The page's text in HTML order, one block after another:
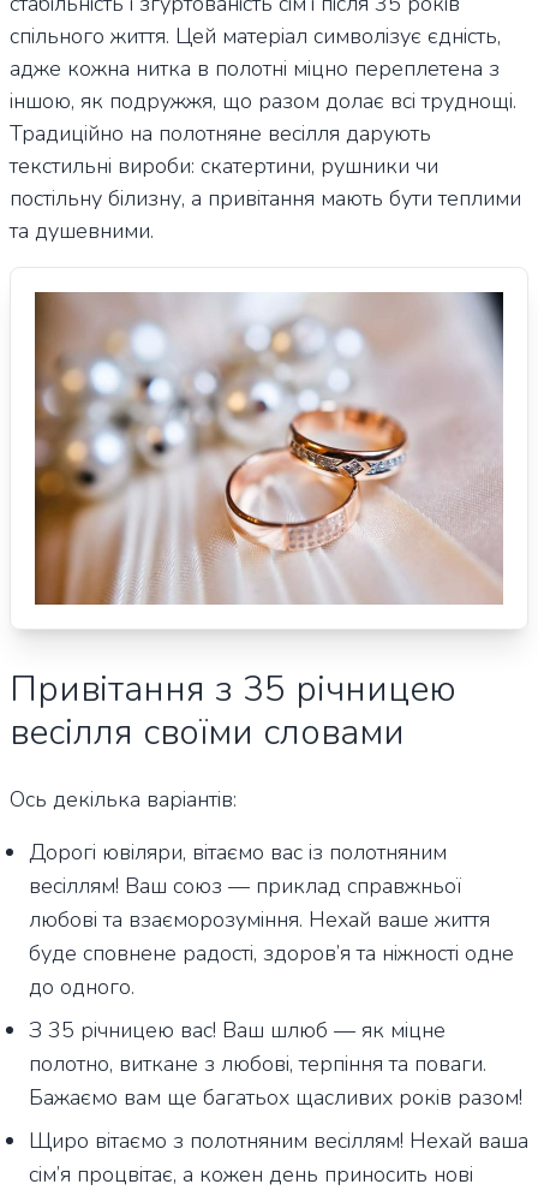
спільного життя. Цей матеріал символізує єдність,
адже кожна нитка в полотні міцно переплетена з
іншою, як подружжя, що разом долає всі труднощі.
Традиційно на полотняне весілля дарують
текстильні вироби: скатертини, рушники чи
постільну білизну, а привітання мають бути теплими
та душевними.
Привітання з 35 річницею
весілля своїми словами
Ось декілька варіантів:
Дорогі ювіляри, вітаємо вас із полотняним
весіллям! Ваш союз — приклад справжньої
любові та взаєморозуміння. Нехай ваше життя
буде сповнене радості, здоров’я та ніжності одне
до одного.
З 35 річницею вас! Ваш шлюб — як міцне
полотно, виткане з любові, терпіння та поваги.
Бажаємо вам ще багатьох щасливих років разом!
Щиро вітаємо з полотняним весіллям! Нехай ваша
сім’я процвітає, а кожен день приносить нові